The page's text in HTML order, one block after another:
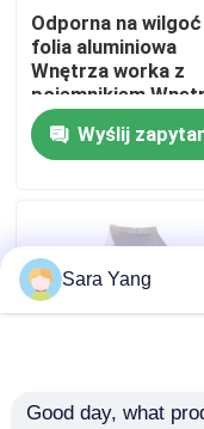
Wycieczka
Kontrola jakości
Nowości
Torby pocztowe
Odporna na wilgoć
folia aluminiowa
Wnętrza worka z
pojemnikiem
worka z
Światłoodporny
podkład do
litowymi
Wyślij
Sara Yang
Good day, what